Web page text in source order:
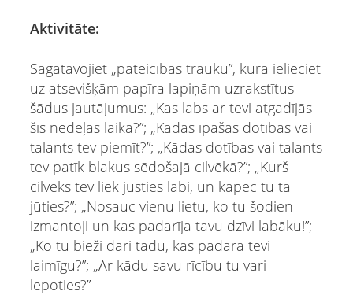
Aktivitāte:
Sagatavojiet „pateicības trauku”, kurā ielieciet
uz atsevišķām papīra lapiņām uzrakstītus
šādus jautājumus: „Kas labs ar tevi atgadījās
šīs nedēļas laikā?”; „Kādas īpašas dotības vai
talants tev piemīt?”; „Kādas dotības vai talants
tev patīk blakus sēdošajā cilvēkā?”; „Kurš
cilvēks tev liek justies labi, un kāpēc tu tā
jūties?”; „Nosauc vienu lietu, ko tu šodien
izmantoji un kas padarīja tavu dzīvi labāku!”;
„Ko tu bieži dari tādu, kas padara tevi
laimīgu?”; „Ar kādu savu rīcību tu vari
lepoties?”